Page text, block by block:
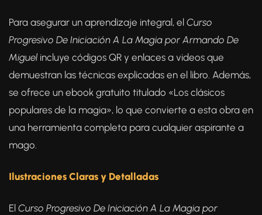
Para asegurar un aprendizaje integral, el Curso
Progresivo De Iniciación A La Magia por Armando De
Miguel incluye códigos QR y enlaces a videos que
demuestran las técnicas explicadas en el libro. Además,
se ofrece un ebook gratuito titulado «Los clásicos
populares de la magia», lo que convierte a esta obra en
una herramienta completa para cualquier aspirante a
mago.
Ilustraciones Claras y Detalladas
El Curso Progresivo De Iniciación A La Magia por